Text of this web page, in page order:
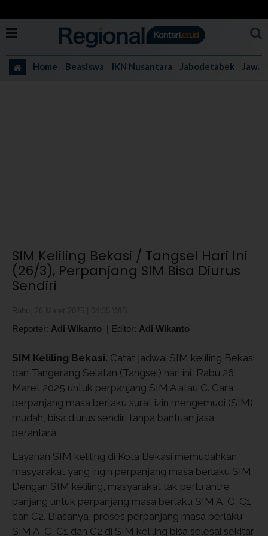
Home Beasiswa IKN Nusantara Jabodetabek Jawa
SIM Keliling Bekasi / Tangsel Hari Ini
(26/3), Perpanjang SIM Bisa Diurus
Sendiri
Reporter: Adi Wikanto | Editor: Adi Wikanto
SIM Keliling Bekasi. Catat jadwal SIM keliling Bekasi
dan Tangerang Selatan (Tangsel) hari ini, Rabu 26
Maret 2025 untuk perpanjang SIM A atau C. Cara
perpanjang masa berlaku surat izin mengemudi (SIM)
mudah, bisa diurus sendiri tanpa bantuan jasa
perantara.
Layanan SIM keliling di Kota Bekasi memudahkan
masyarakat yang ingin perpanjang masa berlaku SIM.
Dengan SIM keliling, masyarakat tak perlu antre
panjang untuk perpanjang masa berlaku SIM A, C, C1
dan C2. Biasanya, proses perpanjang masa berlaku
SIM A, C, C1 dan C2 di SIM keliling bisa selesai sekitar